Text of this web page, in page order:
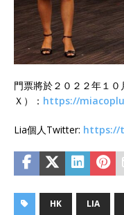
門票將於２０２２年１０
Ｘ）： https://
Lia個人Twitter: https://
HK LIA